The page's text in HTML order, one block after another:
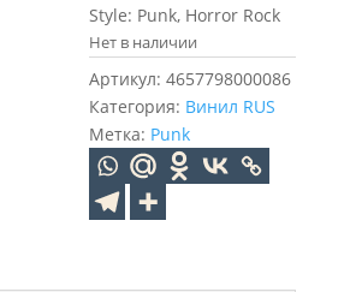
Style: Punk, Horror Rock
Нет в наличии
Артикул:4657798000086
Категория: Винил RUS
Метка: Punk